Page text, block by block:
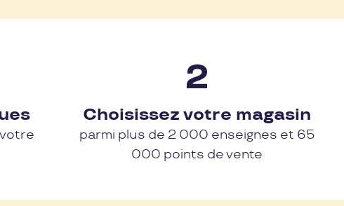
Choisissez votre magasin
parmi plus de 2 000 enseignes et 65
000 points de vente